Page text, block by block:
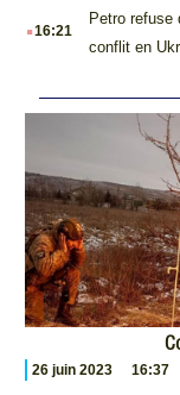
.16:21
Petro refuse
conflit en
26 juin 2023 16:37